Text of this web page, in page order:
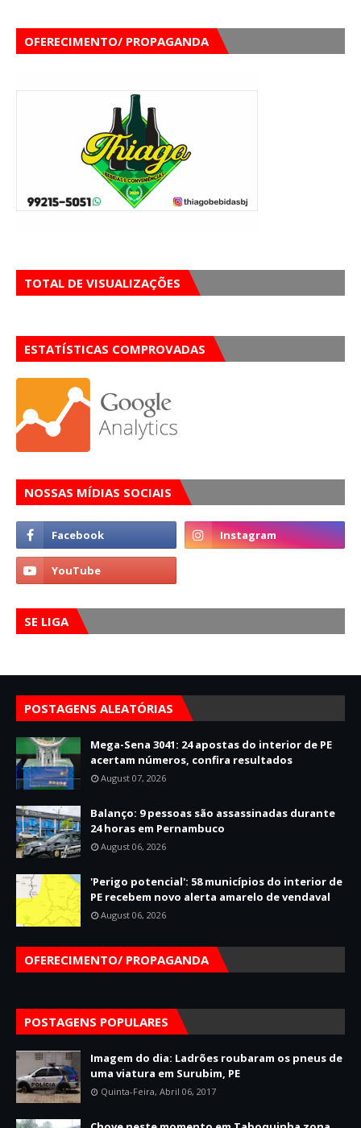
OFERECIMENTO/ PROPAGANDA
TOTAL DE VISUALIZAÇÕES
ESTATÍSTICAS COMPROVADAS
NOSSAS MÍDIAS SOCIAIS
SE LIGA
POSTAGENS ALEATÓRIAS
Mega-Sena 3041: 24 apostas do interior de PE
acertam números, confira resultados
August 07, 2026
Balanço: 9 pessoas são assassinadas durante
24 horas em Pernambuco
August 06, 2026
'Perigo potencial': 58 municípios do interior de
PE recebem novo alerta amarelo de vendaval
August 06, 2026
OFERECIMENTO/ PROPAGANDA
POSTAGENS POPULARES
Imagem do dia: Ladrões roubaram os pneus de
uma viatura em Surubim, PE
Quinta-Feira, Abril 06, 2017